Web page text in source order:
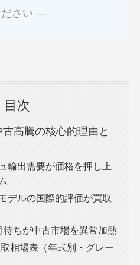
ださい ―
目次
高騰の核心的理由と
輸出需要が価格を押し上
デルの国際的評価が買取
待ちが中古市場を異常加熱
相場表（年式別・グレー